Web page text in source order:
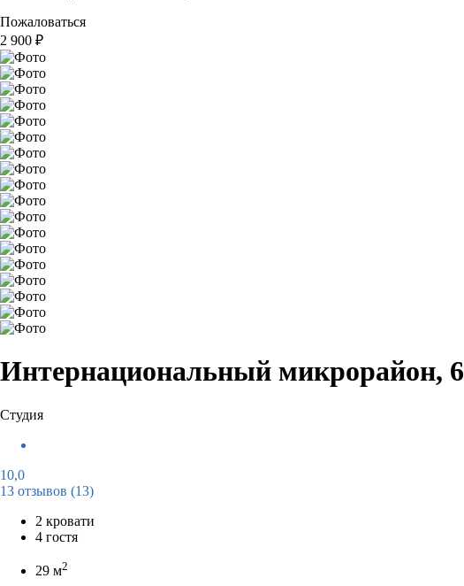
Пожаловаться
2 900 ₽
Интернациональный микрорайон, 6
Студия
10,0
13 отзывов (13)
2 кровати
4 гостя
29 м2